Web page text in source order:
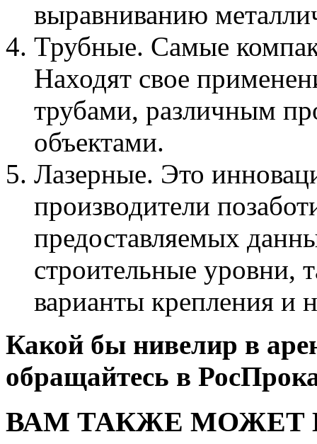
выравниванию
Трубные. Самые
Находят свое
трубами, различным
объектами.
Лазерные. Это
производители
предоставляемых
строительные уровни,
варианты крепления и
Какой бы нивелир в
обращайтесь в
ВАМ ТАКЖЕ МОЖЕТ